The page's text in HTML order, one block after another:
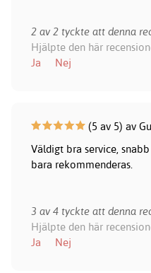
2 av 2 tyckte att denna
Hjälpte den här
Ja
Nej
(5 av 5) av
Väldigt bra service,
bara rekommenderas.
3 av 4 tyckte att denna
Hjälpte den här
Ja
Nej